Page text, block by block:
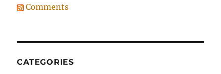
Comments
CATEGORIES